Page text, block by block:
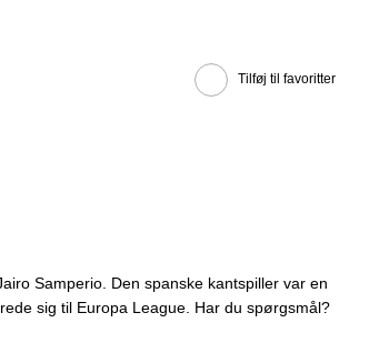
Tilføj til favoritter
Samperio. Den spanske kantspiller var en
sig til Europa League. Har du spørgsmål?